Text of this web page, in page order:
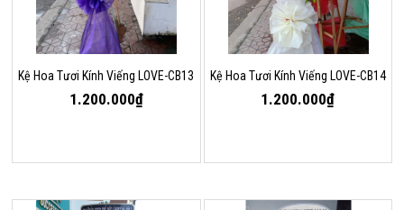
Kệ Hoa Tươi Kính Viếng LOVE-CB13
1.200.000₫
Kệ Hoa Tươi Kính Viếng LOVE-CB14
1.200.000₫